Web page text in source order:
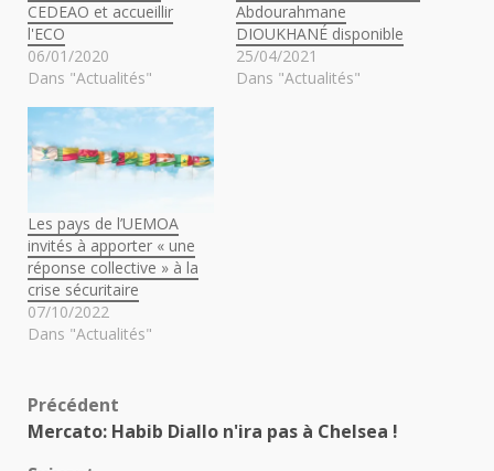
CEDEAO et accueillir
l'ECO
06/01/2020
Dans "Actualités"
Abdourahmane
DIOUKHANÉ disponible
25/04/2021
Dans "Actualités"
Les pays de l’UEMOA
invités à apporter « une
réponse collective » à la
crise sécuritaire
07/10/2022
Dans "Actualités"
Navigation
Précédent
Mercato: Habib Diallo n'ira pas à Chelsea !